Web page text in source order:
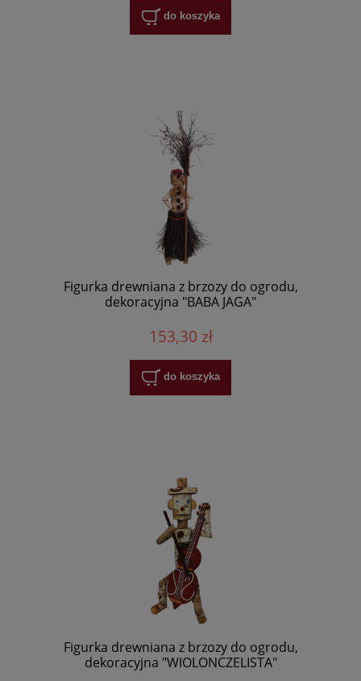
do koszyka
Figurka drewniana z brzozy do ogrodu,
dekoracyjna "BABA JAGA"
153,30 zł
do koszyka
Figurka drewniana z brzozy do ogrodu,
dekoracyjna "WIOLONCZELISTA"